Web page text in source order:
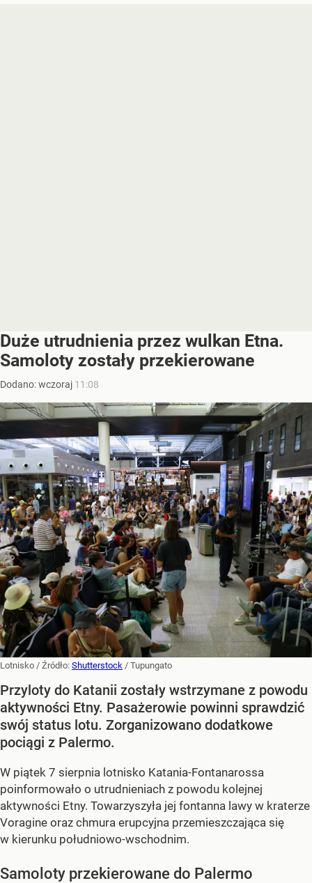
Duże utrudnienia przez wulkan Etna.
Samoloty zostały przekierowane
Dodano:wczoraj 11:08
Lotnisko / Źródło: Shutterstock / Tupungato
Przyloty do Katanii zostały wstrzymane z powodu
aktywności Etny. Pasażerowie powinni sprawdzić
swój status lotu. Zorganizowano dodatkowe
pociągi z Palermo.
W piątek 7 sierpnia lotnisko Katania-Fontanarossa
poinformowało o utrudnieniach z powodu kolejnej
aktywności Etny. Towarzyszyła jej fontanna lawy w kraterze
Voragine oraz chmura erupcyjna przemieszczająca się
w kierunku południowo-wschodnim.
Samoloty przekierowane do Palermo